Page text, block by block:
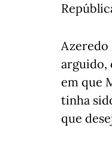
Azeredo
arguido,
em que
tinha
que